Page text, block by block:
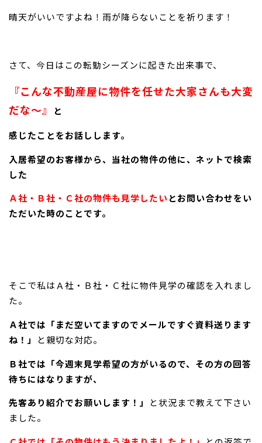
晴天がいいですよね！雨が降らないことを祈ります！
さて、今日はこの転勤シーズンに起きた出来事で、
『こんな不動産屋に物件を任せた大家さんも大変
だな～』
と
感じたことをお話しします。
入居希望のお客様から、当社の物件の他に、ネットで検索
した
Ａ社・Ｂ社・Ｃ社の物件も見学したいとお問い合わせをい
ただいた時のことです。
そこで私はＡ社・Ｂ社・Ｃ社に物件見学の確認を入れまし
た。
Ａ社では「まだ空いてますのでメールですぐ資料送ります
ね！」
と親切な対応。
Ｂ社では「今週末見学希望の方がいるので、その方の回答
待ちにはなりますが、
先客あり紹介でお願いします！」
と状況まで教えて下さい
ました。